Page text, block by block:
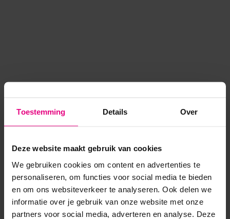
Toestemming Details Over
Deze website maakt gebruik van cookies
We gebruiken cookies om content en advertenties te
personaliseren, om functies voor social media te bieden
en om ons websiteverkeer te analyseren. Ook delen we
informatie over je gebruik van onze website met onze
partners voor social media, adverteren en analyse. Deze
Application error: a client-side exception has occurred while